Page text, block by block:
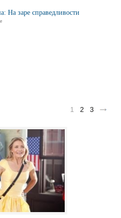
1 2 3
На заре справедливости